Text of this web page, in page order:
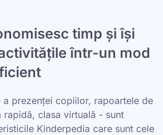
timp și își
într-un mod
a prezenței copiilor, rapoartele de
rapidă, clasa virtuală - sunt
Kinderpedia care sunt cele